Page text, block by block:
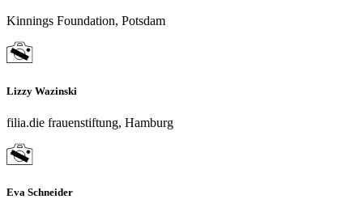
Kinnings Foundation, Potsdam
Lizzy Wazinski
filia.die frauenstiftung, Hamburg
Eva Schneider